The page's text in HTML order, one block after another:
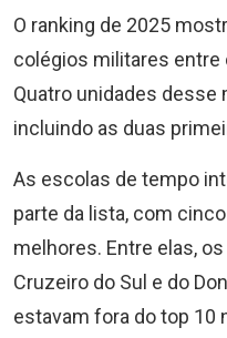
O ranking de 2025
colégios militares
Quatro unidades desse
incluindo as duas
As escolas de tempo
parte da lista, com
melhores. Entre elas,
Cruzeiro do Sul e do
estavam fora do top 10